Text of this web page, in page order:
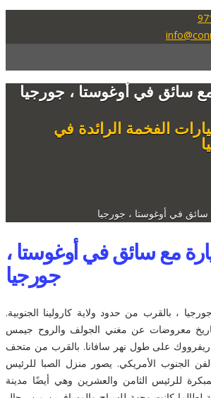
سائق في أوغوستا ، جورجيا
الفخمة الرائدة في
سائق في أوغوستا ، جورجيا
مع سائق في أوغوستا ،
جورجيا
، بالقرب من حدود ولاية كارولينا الجنوبية.
معروضات عن مغني الجولف والروح جيمس
ريفرووك على طول نهر سافانا. بالقرب من متحف
الجنوب الأمريكي. يصور منزل الصبا للرئيس
للرئيس الثامن والعشرين وهي أيضًا مدينة